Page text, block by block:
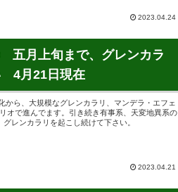
2023.04.24
五月上旬まで、グレンカラ
4月21日現在
から、大規模なグレンカラリ、マンデラ・エフェ
オで進んでます。引き続き有事系、天変地異系の
レンカラリを起こし続けて下さい。
2023.04.21